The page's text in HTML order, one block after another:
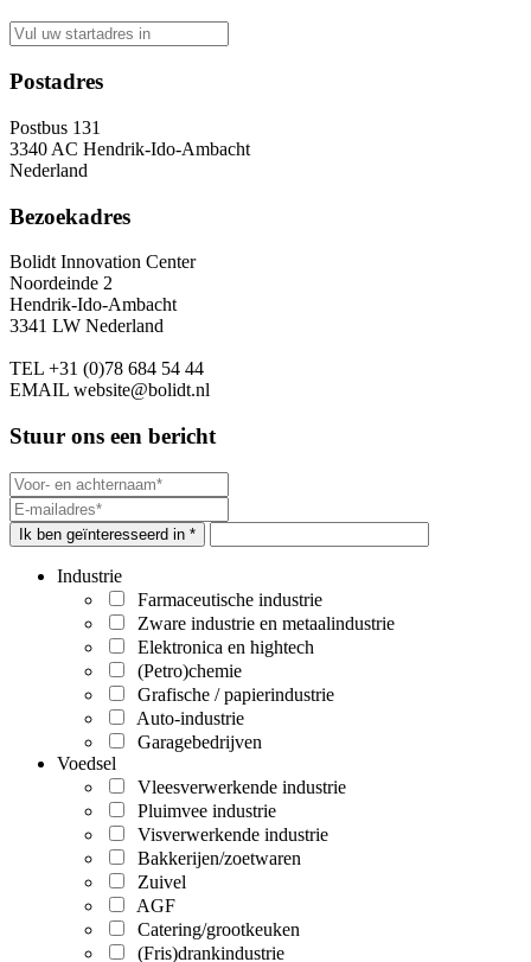
Postadres
Postbus 131
3340 AC Hendrik-Ido-Ambacht
Nederland
Bezoekadres
Bolidt Innovation Center
Noordeinde 2
Hendrik-Ido-Ambacht
3341 LW Nederland
TEL +31 (0)78 684 54 44
EMAIL website@bolidt.nl
Stuur ons een bericht
Ik ben geïnteresseerd in *
Industrie
Farmaceutische industrie
Zware industrie en metaalindustrie
Elektronica en hightech
(Petro)chemie
Grafische / papierindustrie
Auto-industrie
Garagebedrijven
Voedsel
Vleesverwerkende industrie
Pluimvee industrie
Visverwerkende industrie
Bakkerijen/zoetwaren
Zuivel
AGF
Catering/grootkeuken
(Fris)drankindustrie